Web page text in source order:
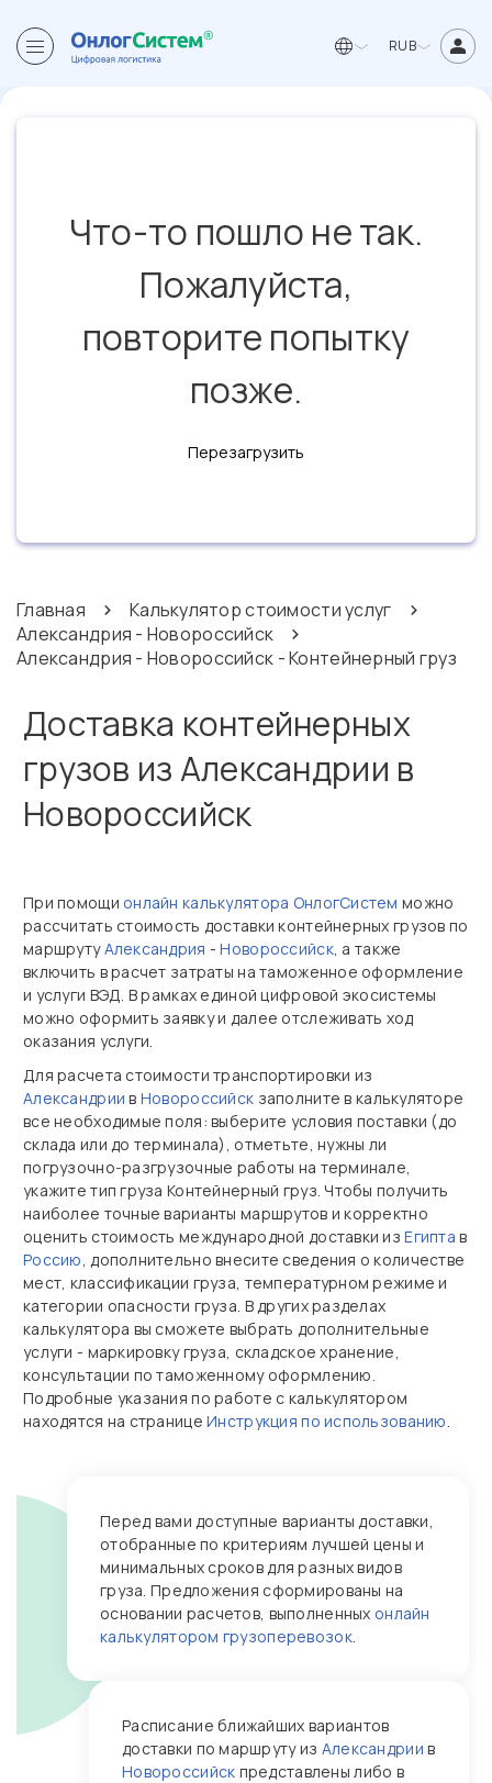
RUB
Что-то пошло не так.
Пожалуйста,
повторите попытку
позже.
Перезагрузить
Главная
Калькулятор стоимости услуг
Александрия - Новороссийск
Александрия - Новороссийск - Контейнерный груз
Доставка контейнерных
грузов из Александрии в
Новороссийск
При помощи онлайн калькулятора ОнлогСистем можно
рассчитать стоимость доставки контейнерных грузов по
маршрутуАлександрия -Новороссийск, а также
включить в расчет затраты на таможенное оформление
и услуги ВЭД. В рамках единой цифровой экосистемы
можно оформить заявку и далее отслеживать ход
оказания услуги.
Для расчета стоимости транспортировки из
Александрии в Новороссийск заполните в калькуляторе
все необходимые поля: выберите условия поставки (до
склада или до терминала), отметьте, нужны ли
погрузочно‑разгрузочные работы на терминале,
укажите тип груза Контейнерный груз. Чтобы получить
наиболее точные варианты маршрутов и корректно
оценить стоимость международной доставки изЕгипта в
Россию, дополнительно внесите сведения о количестве
мест, классификации груза, температурном режиме и
категории опасности груза. В других разделах
калькулятора вы сможете выбрать дополнительные
услуги - маркировку груза, складское хранение,
консультации по таможенному оформлению.
Подробные указания по работе с калькулятором
находятся на страницеИнструкция по использованию.
Перед вами доступные варианты доставки,
отобранные по критериям лучшей цены и
минимальных сроков для разных видов
груза. Предложения сформированы на
основании расчетов, выполненных онлайн
калькулятором грузоперевозок.
Расписание ближайших вариантов
доставки по маршруту из Александрии в
Новороссийск представлены либо в